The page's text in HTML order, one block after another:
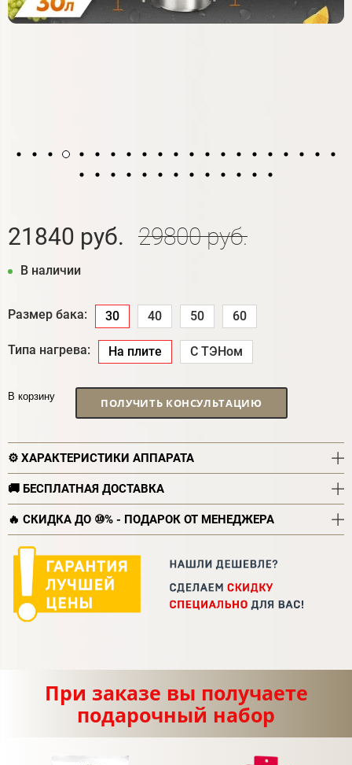
21840 руб. 29800 руб.
В наличии
Размер бака: 30 40 50 60
Типа нагрева: На плите С ТЭНом
В корзину ПОЛУЧИТЬ КОНСУЛЬТАЦИЮ
⚙️ ХАРАКТЕРИСТИКИ АППАРАТА
🚚 БЕСПЛАТНАЯ ДОСТАВКА
🔥 СКИДКА ДО ⑩% - ПОДАРОК ОТ МЕНЕДЖЕРА
При заказе вы получаете
подарочный набор